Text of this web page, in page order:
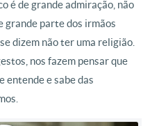
é de grande admiração, não
grande parte dos irmãos
dizem não ter uma religião.
nos fazem pensar que
entende e sabe das